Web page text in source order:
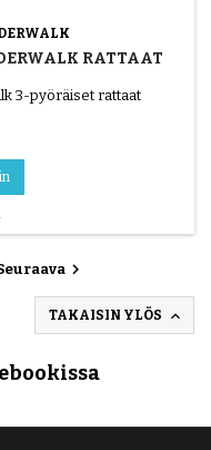
RATTAAT
3-pyöräiset rattaat

TAKAISIN YLÖS 